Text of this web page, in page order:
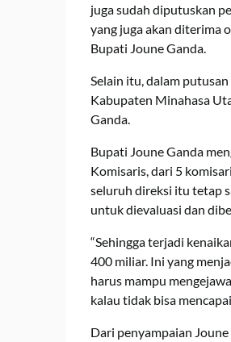
juga sudah diputuskan
yang juga akan diterima
Bupati Joune Ganda.
Selain itu, dalam
Kabupaten Minahasa
Ganda.
Bupati Joune Ganda
Komisaris, dari 5
seluruh direksi itu tetap
untuk dievaluasi dan
“Sehingga terjadi
400 miliar. Ini yang
harus mampu
kalau tidak bisa
Dari penyampaian